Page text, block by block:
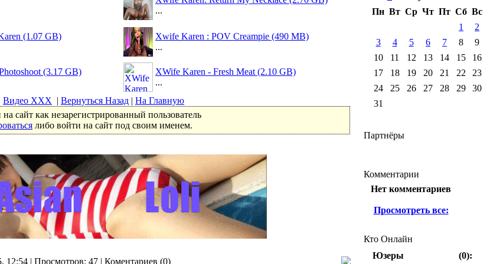
...
(1.07 GB)
Xwife Karen : POV Creampie (490 MB)
...
(3.17 GB)
XWife Karen - Fresh Meat (2.10 GB)
...
Видео ХХХ | Вернуться Назад | На Главную
сайт как незарегистрированный пользователь
либо войти на сайт под своим именем.
12:54 | Просмотров: 47 | Коментариев (0)
Пн Вт Ср Чт Пт Сб Вс
1
2
3
4 5 6 7 8
9
10
11 12 13 14 15
16
17
18 19 20 21 22
23
24
25 26 27 28 29
30
31
Партнёры
Комментарии
Нет комментариев
Просмотреть все:
Кто Онлайн
Юзеры
(0):